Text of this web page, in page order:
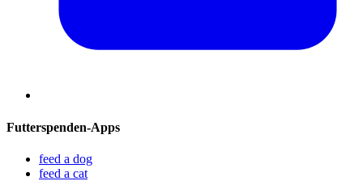
Futterspenden-Apps
feed a dog
feed a cat